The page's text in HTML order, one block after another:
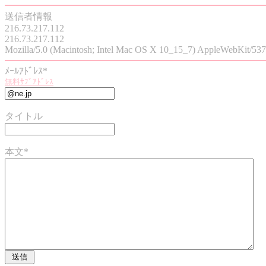
送信者情報
216.73.217.112
216.73.217.112
Mozilla/5.0 (Macintosh; Intel Mac OS X 10_15_7) AppleWebKit/
ﾒｰﾙｱﾄﾞﾚｽ*
無料ｻﾌﾞｱﾄﾞﾚｽ
タイトル
本文*